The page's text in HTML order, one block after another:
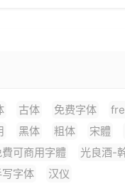
古体 免费字体
黑体 粗体 宋體
費可商用字體 光良酒-
字体 汉仪